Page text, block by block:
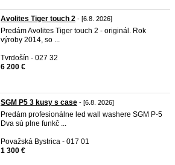
Avolites Tiger touch 2 - [6.8. 2026]
Predám Avolites Tiger touch 2 - originál. Rok
výroby 2014, so ...
Tvrdošín - 027 32
6 200 €
SGM P5 3 kusy s case - [6.8. 2026]
Predám profesionálne led wall washere SGM P-5
Dva sú plne funkč ...
Považská Bystrica - 017 01
1 300 €